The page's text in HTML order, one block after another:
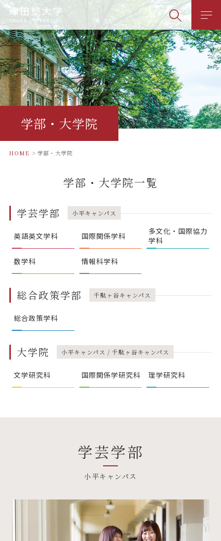
学部・大学院
HOME 学部・大学院
学部・大学院一覧
学芸学部 小平キャンパス
英語英文学科 国際関係学科
多文化・国際協力
学科
数学科 情報科学科
総合政策学部 千駄ヶ谷キャンパス
総合政策学科
大学院 小平キャンパス / 千駄ヶ谷キャンパス
文学研究科 国際関係学研究科 理学研究科
学芸学部
小平キャンパス